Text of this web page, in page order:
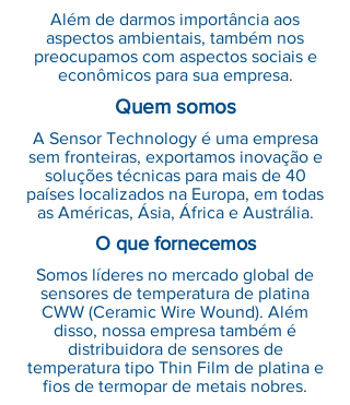
Além de darmos importância aos
aspectos ambientais, também nos
preocupamos com aspectos sociais e
econômicos para sua empresa.
Quem somos
A Sensor Technology é uma empresa
sem fronteiras, exportamos inovação e
soluções técnicas para mais de 40
países localizados na Europa, em todas
as Américas, Ásia, África e Austrália.
O que fornecemos
Somos líderes no mercado global de
sensores de temperatura de platina
CWW (Ceramic Wire Wound). Além
disso, nossa empresa também é
distribuidora de sensores de
temperatura tipo Thin Film de platina e
fios de termopar de metais nobres.